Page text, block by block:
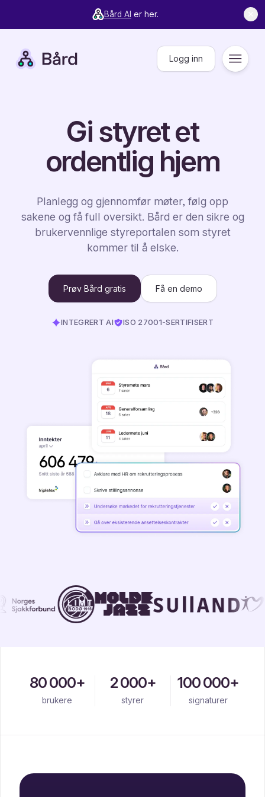
Bård AI er her.
Bård Logg inn
Meny
Gi styret et
ordentlig hjem
Planlegg og gjennomfør møter, følg opp
sakene og få full oversikt. Bård er den sikre og
brukervennlige styreportalen som styret
kommer til å elske.
Prøv Bård gratis Få en demo
INTEGRERT AI ISO 27001-SERTIFISERT
80 000+
brukere
2 000+
styrer
100 000+
signaturer